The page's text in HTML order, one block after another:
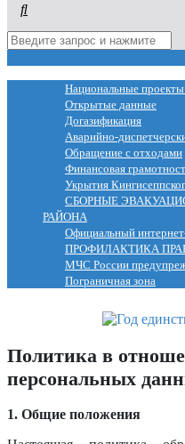
Национальные
Открытые данные
Догазификация
Аварийно-
Обращение с отходами
Финансовая
Укрытия
СБОРНЫЕ
РАЙОНА
Официальный
ПРОФИЛАКТИКА
МЧС России
Пограничная зона
Политика в
персональных
1. Общие положения